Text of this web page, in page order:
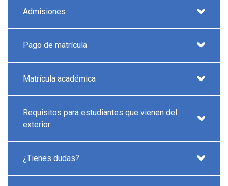
Admisiones
Pago de matrícula
Matrícula académica
Requisitos para estudiantes que vienen del
exterior
¿Tienes dudas?